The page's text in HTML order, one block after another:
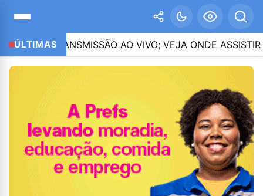
ÚLTIMAS AO VIVO; VEJA ONDE ASSISTIR 02:27